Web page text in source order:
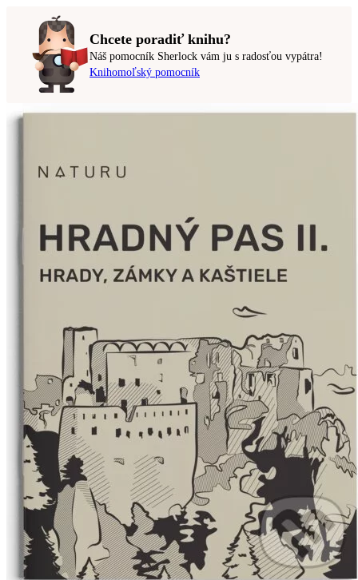
Chcete poradiť knihu?
Náš pomocník Sherlock vám ju s radosťou vypátra!
Knihomoľský pomocník